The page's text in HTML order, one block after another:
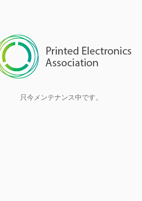
只今メンテナンス中です。